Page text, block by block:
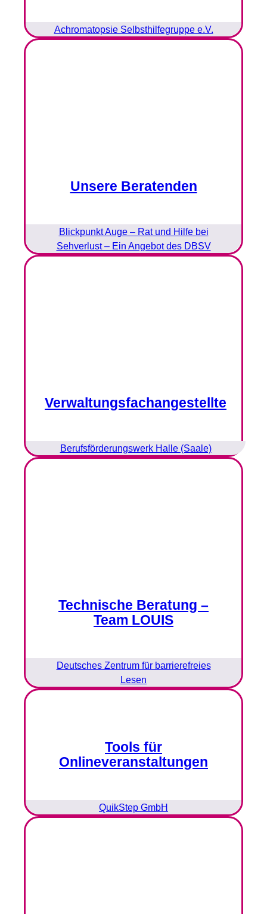
Achromatopsie Selbsthilfegruppe e.V.
Unsere Beratenden
Blickpunkt Auge – Rat und Hilfe bei
Sehverlust – Ein Angebot des DBSV
Verwaltungsfachangestellte
Berufsförderungswerk Halle (Saale)
Technische Beratung –
Team LOUIS
Deutsches Zentrum für barrierefreies
Lesen
Tools für
Onlineveranstaltungen
QuikStep GmbH